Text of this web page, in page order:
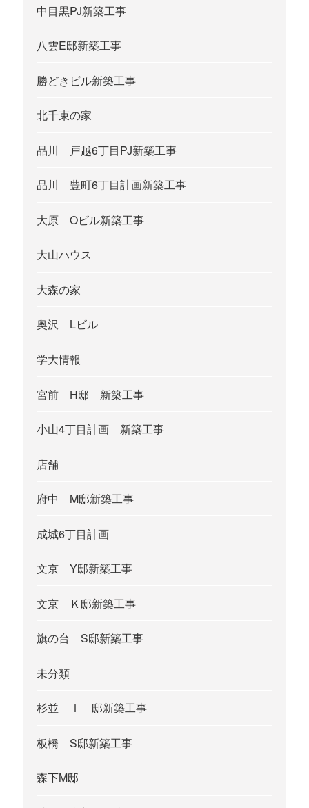
中目黒PJ新築工事
八雲E邸新築工事
勝どきビル新築工事
北千束の家
品川 戸越6丁目PJ新築工事
品川 豊町6丁目計画新築工事
大原 Oビル新築工事
大山ハウス
大森の家
奥沢 Lビル
学大情報
宮前 H邸 新築工事
小山4丁目計画 新築工事
店舗
府中 M邸新築工事
成城6丁目計画
文京 Y邸新築工事
文京 Ｋ邸新築工事
旗の台 S邸新築工事
未分類
杉並 Ｉ 邸新築工事
板橋 S邸新築工事
森下M邸